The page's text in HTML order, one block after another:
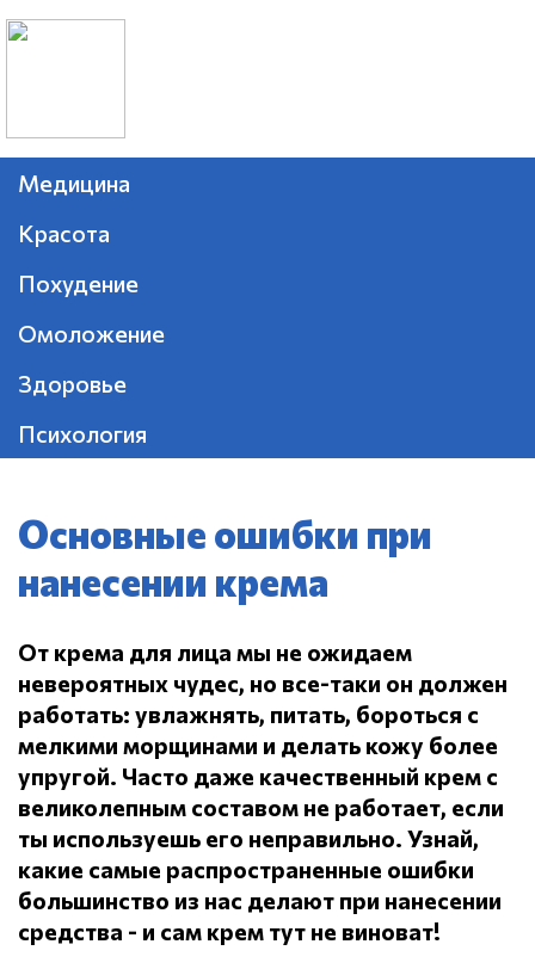
Медицина
Красота
Похудение
Омоложение
Здоровье
Психология
Основные ошибки при
нанесении крема
От крема для лица мы не ожидаем
невероятных чудес, но все-таки он должен
работать: увлажнять, питать, бороться с
мелкими морщинами и делать кожу более
упругой. Часто даже качественный крем с
великолепным составом не работает, если
ты используешь его неправильно. Узнай,
какие самые распространенные ошибки
большинство из нас делают при нанесении
средства - и сам крем тут не виноват!